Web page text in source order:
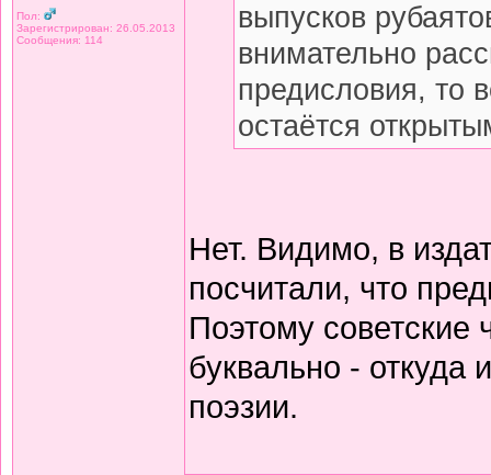
Пол:
Зарегистрирован: 26.05.2013
Сообщения: 114
выпусков
внимательно
предисловия, то
остаётся
Нет. Видимо, в
посчитали, что
Поэтому советские
буквально -
поэзии.